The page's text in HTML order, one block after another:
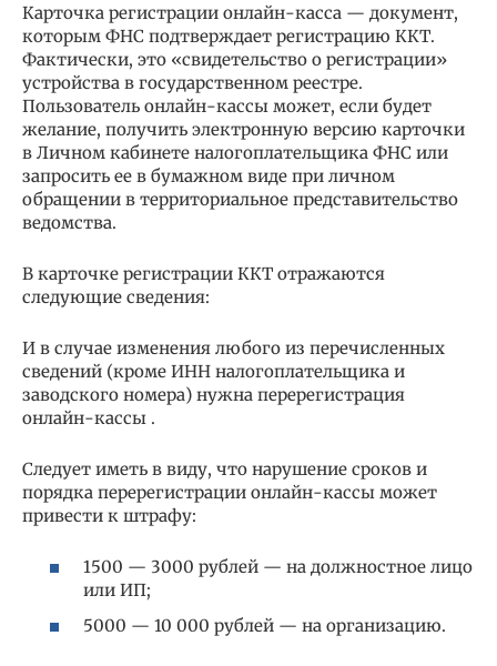
Карточка регистрации онлайн-касса — документ,
которым ФНС подтверждает регистрацию ККТ.
Фактически, это «свидетельство о регистрации»
устройства в государственном реестре.
Пользователь онлайн-кассы может, если будет
желание, получить электронную версию карточки
в Личном кабинете налогоплательщика ФНС или
запросить ее в бумажном виде при личном
обращении в территориальное представительство
ведомства.
В карточке регистрации ККТ отражаются
следующие сведения:
И в случае изменения любого из перечисленных
сведений (кроме ИНН налогоплательщика и
заводского номера) нужна перерегистрация
онлайн-кассы .
Следует иметь в виду, что нарушение сроков и
порядка перерегистрации онлайн-кассы может
привести к штрафу:
1500 — 3000 рублей — на должностное лицо
или ИП;
5000 — 10 000 рублей — на организацию.